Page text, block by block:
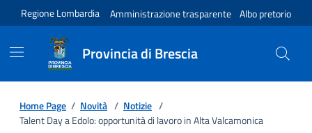
Regione Lombardia Amministrazione trasparente Albo pretorio
Provincia di Brescia
Home Page / Novità / Notizie /
Talent Day a Edolo: opportunità di lavoro in Alta Valcamonica